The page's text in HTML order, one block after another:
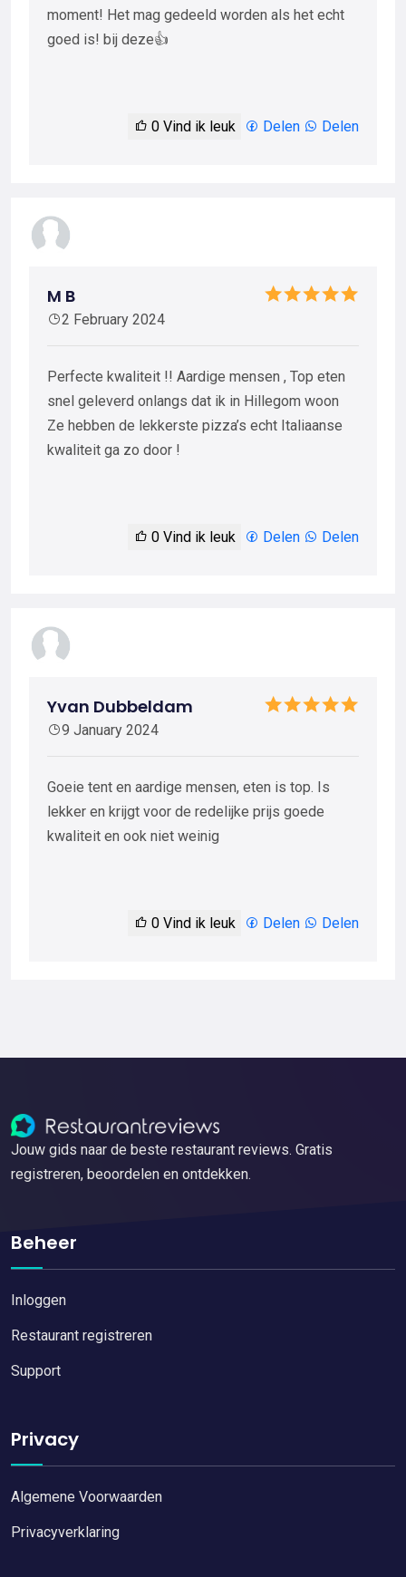
moment! Het mag gedeeld worden als het echt
goed is! bij deze👍
0 Vind ik leuk Delen Delen
M B
2 February 2024
Perfecte kwaliteit !! Aardige mensen , Top eten
snel geleverd onlangs dat ik in Hillegom woon
Ze hebben de lekkerste pizza’s echt Italiaanse
kwaliteit ga zo door !
0 Vind ik leuk Delen Delen
Yvan Dubbeldam
9 January 2024
Goeie tent en aardige mensen, eten is top. Is
lekker en krijgt voor de redelijke prijs goede
kwaliteit en ook niet weinig
0 Vind ik leuk Delen Delen
Jouw gids naar de beste restaurant reviews. Gratis
registreren, beoordelen en ontdekken.
Beheer
Inloggen
Restaurant registreren
Support
Privacy
Algemene Voorwaarden
Privacyverklaring